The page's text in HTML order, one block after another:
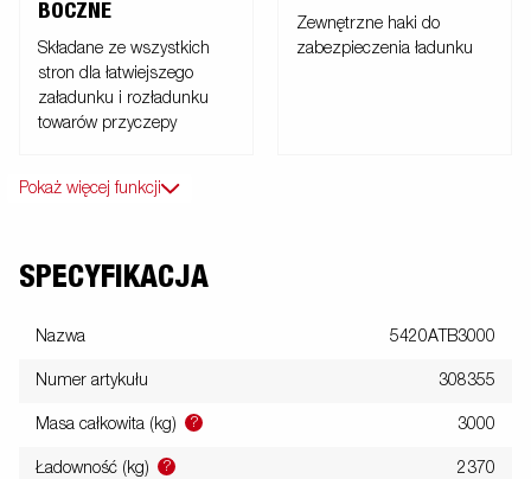
BOCZNE
Składane ze wszystkich
stron dla łatwiejszego
załadunku i rozładunku
towarów przyczepy
Zewnętrzne haki do
zabezpieczenia ładunku
Pokaż więcej funkcji
SPECYFIKACJA
Nazwa 5420ATB3000
Numer artykułu 308355
Masa całkowita (kg) ? 3000
Ładowność (kg) ? 2370